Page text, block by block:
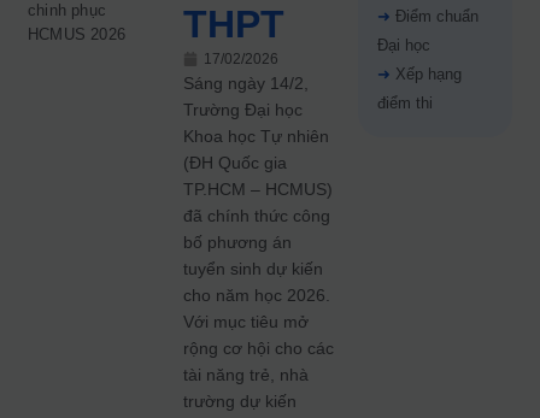
chinh phục
HCMUS 2026
THPT
17/02/2026
Sáng ngày 14/2,
Trường Đại học
Khoa học Tự nhiên
(ĐH Quốc gia
TP.HCM – HCMUS)
đã chính thức công
bố phương án
tuyển sinh dự kiến
cho năm học 2026.
Với mục tiêu mở
rộng cơ hội cho các
tài năng trẻ, nhà
trường dự kiến
➜ Điểm chuẩn
Đại học
➜ Xếp hạng
điểm thi